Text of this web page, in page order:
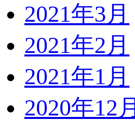
2021年3月
2021年2月
2021年1月
2020年12月